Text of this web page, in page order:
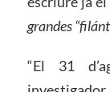
grandes
“El 31